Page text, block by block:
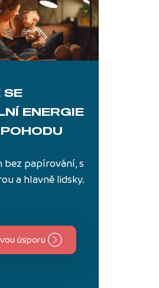
SE
ENERGIE
bez papírování, s
a hlavně lidsky.
úsporu